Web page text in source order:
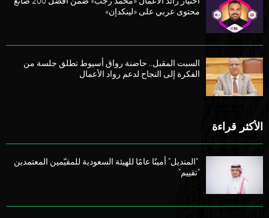
محتوى عربي على «لينكدإن»
السبت المقبل.. حاضنة رواق أسيوط تطلق جلسة من
الفكرة إلى النجاح لدعم رواد الأعمال
الأكثر قراءة
“المنديل” أمينًا عامًا للهيئة السعودية للمقيّمين المعتمدين
“تقييم”